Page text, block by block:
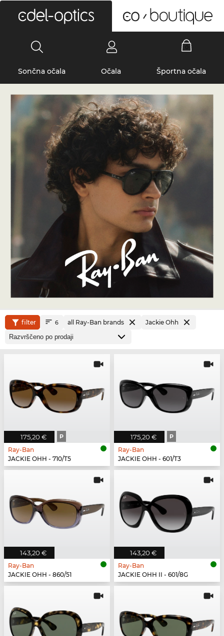
Sončna očala Očala Športna očala
filter 6 all Ray-Ban brands Jackie Ohh
175,20 € P
Ray-Ban
JACKIE OHH - 710/T5
175,20 € P
Ray-Ban
JACKIE OHH - 601/T3
143,20 €
Ray-Ban
JACKIE OHH - 860/51
143,20 €
Ray-Ban
JACKIE OHH II - 601/8G